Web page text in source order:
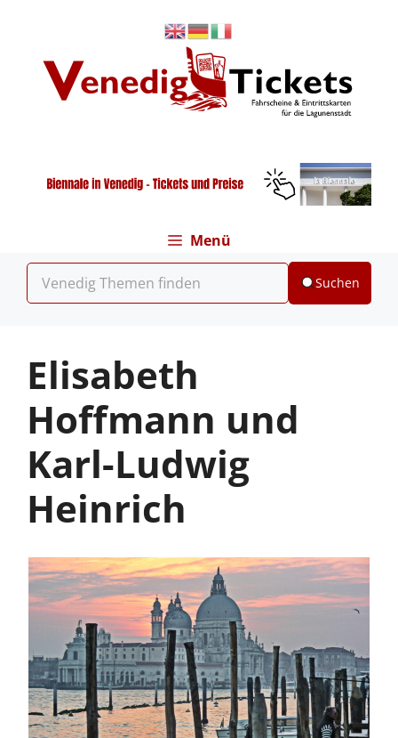
Menü
Suchen
Elisabeth
Hoffmann und
Karl-Ludwig
Heinrich